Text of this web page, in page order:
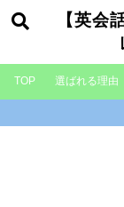
【英会
TOP 選ばれる理由